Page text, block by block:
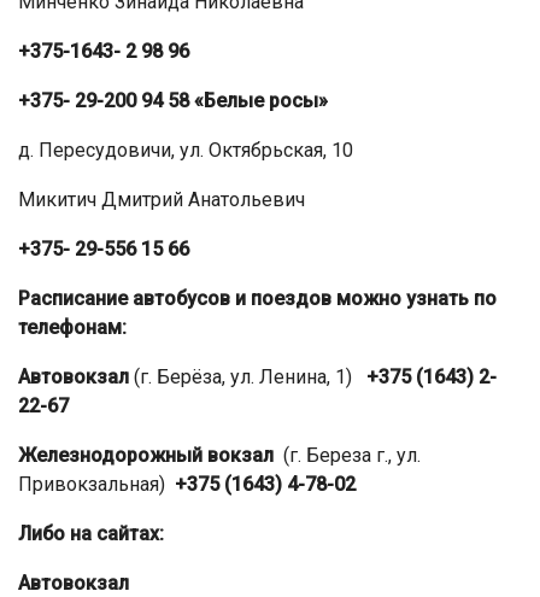
+375-1643- 2 98 96
+375- 29-200 94 58 «Белые росы»
д. Пересудовичи, ул. Октябрьская, 10
Микитич Дмитрий Анатольевич
+375- 29-556 15 66
Расписание автобусов и поездов можно узнать по
телефонам:
Автовокзал (г. Берёза, ул. Ленина, 1) +375 (1643) 2-
22-67
Железнодорожный вокзал (г. Береза г., ул.
Привокзальная) +375 (1643) 4-78-02
Либо на сайтах:
Автовокзал